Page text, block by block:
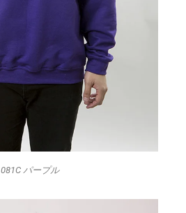
081C パープル